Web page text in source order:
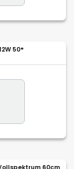
50°
60cm